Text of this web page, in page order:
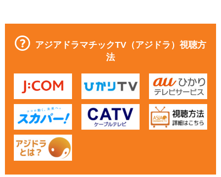
アジアドラマチックTV（アジドラ）視聴方
法